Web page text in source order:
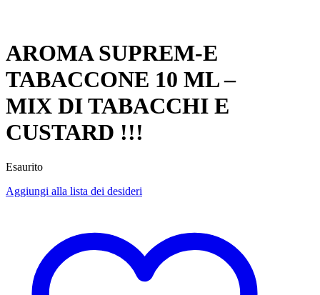
AROMA SUPREM-E
TABACCONE 10 ML –
MIX DI TABACCHI E
CUSTARD !!!
Esaurito
Aggiungi alla lista dei desideri